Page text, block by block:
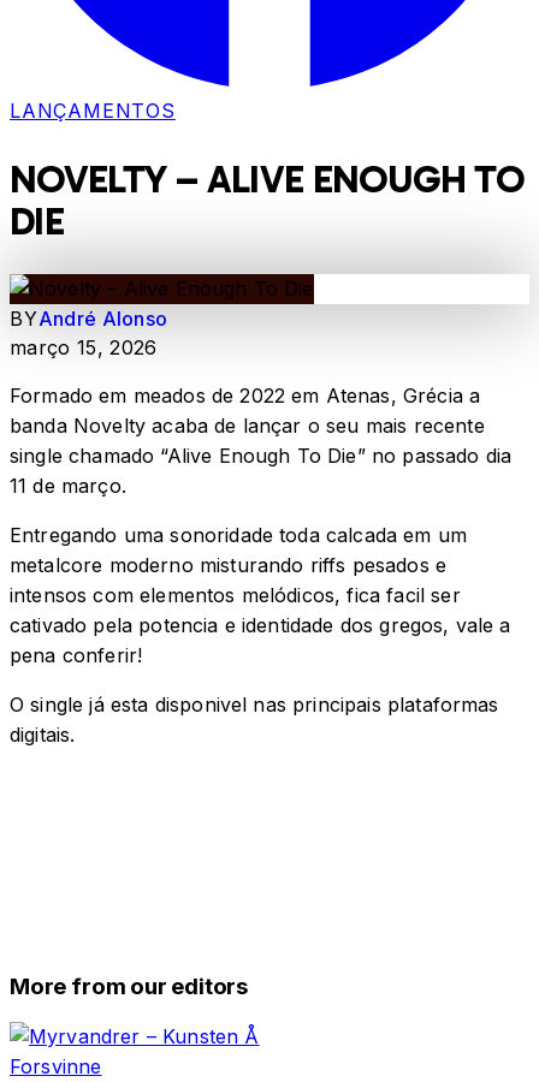
LANÇAMENTOS
NOVELTY – ALIVE ENOUGH TO
DIE
BYAndré Alonso
março 15, 2026
Formado em meados de 2022 em Atenas, Grécia a
banda Novelty acaba de lançar o seu mais recente
single chamado “Alive Enough To Die” no passado dia
11 de março.
Entregando uma sonoridade toda calcada em um
metalcore moderno misturando riffs pesados ​​e
intensos com elementos melódicos, fica facil ser
cativado pela potencia e identidade dos gregos, vale a
pena conferir!
O single já esta disponivel nas principais plataformas
digitais.
More from our editors